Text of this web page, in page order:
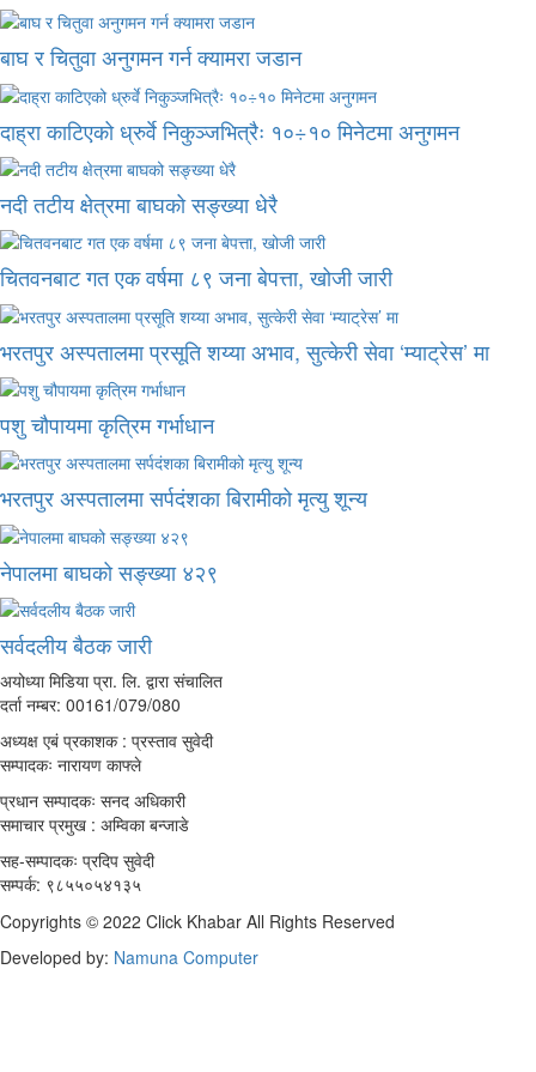
बाघ र चितुवा अनुगमन गर्न क्यामरा जडान
दाह्रा काटिएको ध्रुर्वे निकुञ्जभित्रैः १०÷१० मिनेटमा अनुगमन
नदी तटीय क्षेत्रमा बाघको सङ्ख्या धेरै
चितवनबाट गत एक वर्षमा ८९ जना बेपत्ता, खोजी जारी
भरतपुर अस्पतालमा प्रसूति शय्या अभाव, सुत्केरी सेवा ‘म्याट्रेस’ मा
पशु चौपायमा कृत्रिम गर्भाधान
भरतपुर अस्पतालमा सर्पदंशका बिरामीको मृत्यु शून्य
नेपालमा बाघको सङ्ख्या ४२९
सर्वदलीय बैठक जारी
अयोध्या मिडिया प्रा. लि. द्वारा संचालित
दर्ता नम्बर: 00161/079/080
अध्यक्ष एबं प्रकाशक : प्रस्ताव सुवेदी
सम्पादकः नारायण काफ्ले
प्रधान सम्पादकः सनद अधिकारी
समाचार प्रमुख : अम्विका बन्जाडे
सह-सम्पादकः प्रदिप सुवेदी
सम्पर्क: ९८५५०५४१३५
Copyrights © 2022 Click Khabar All Rights Reserved
Developed by: Namuna Computer